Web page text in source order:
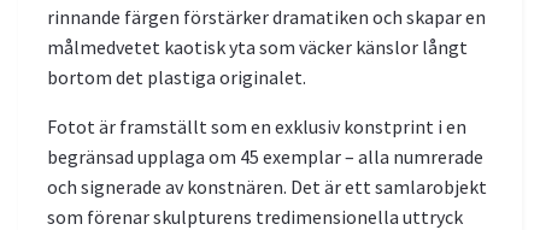
rinnande färgen förstärker dramatiken och skapar en
målmedvetet kaotisk yta som väcker känslor långt
bortom det plastiga originalet.
Fotot är framställt som en exklusiv konstprint i en
begränsad upplaga om 45 exemplar – alla numrerade
och signerade av konstnären. Det är ett samlarobjekt
som förenar skulpturens tredimensionella uttryck